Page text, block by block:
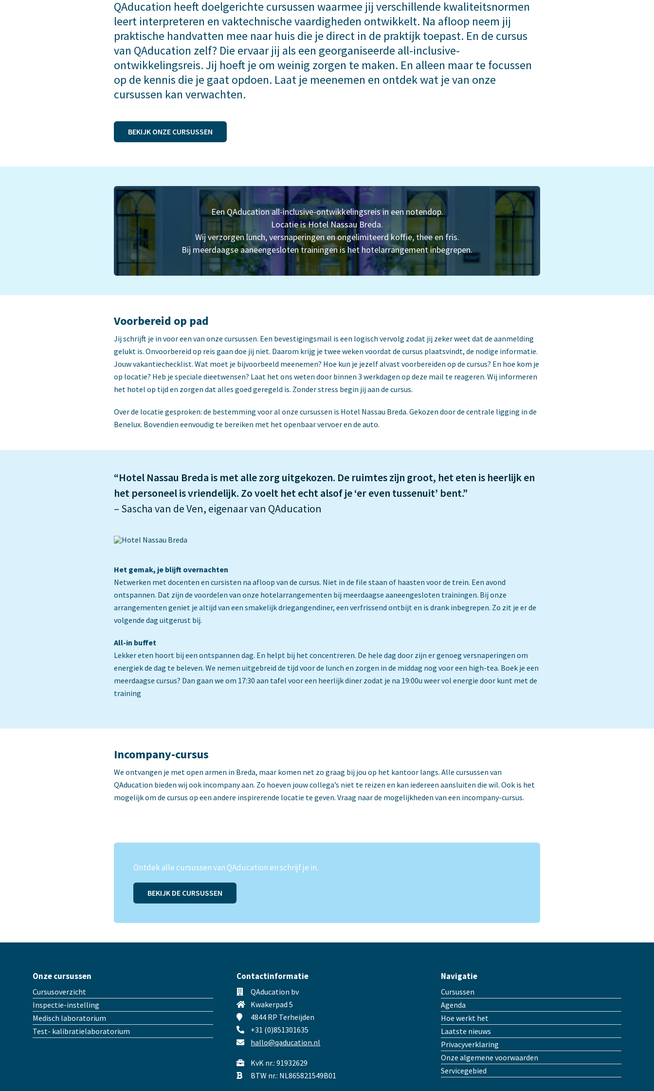
QAducation heeft doelgerichte cursussen waarmee jij verschillende kwaliteitsnormen
leert interpreteren en vaktechnische vaardigheden ontwikkelt. Na afloop neem jij
praktische handvatten mee naar huis die je direct in de praktijk toepast. En de cursus
van QAducation zelf? Die ervaar jij als een georganiseerde all-inclusive-
ontwikkelingsreis. Jij hoeft je om weinig zorgen te maken. En alleen maar te focussen
op de kennis die je gaat opdoen. Laat je meenemen en ontdek wat je van onze
cursussen kan verwachten.
BEKIJK ONZE CURSUSSEN
Een QAducation all-inclusive-ontwikkelingsreis in een notendop.
Locatie is Hotel Nassau Breda.
Wij verzorgen lunch, versnaperingen en ongelimiteerd koffie, thee en fris.
Bij meerdaagse aaneengesloten trainingen is het hotelarrangement inbegrepen.
Voorbereid op pad
Jij schrijft je in voor een van onze cursussen. Een bevestigingsmail is een logisch vervolg zodat jij zeker weet dat de aanmelding
gelukt is. Onvoorbereid op reis gaan doe jij niet. Daarom krijg je twee weken voordat de cursus plaatsvindt, de nodige informatie.
Jouw vakantiechecklist. Wat moet je bijvoorbeeld meenemen? Hoe kun je jezelf alvast voorbereiden op de cursus? En hoe kom je
op locatie? Heb je speciale dieetwensen? Laat het ons weten door binnen 3 werkdagen op deze mail te reageren. Wij informeren
het hotel op tijd en zorgen dat alles goed geregeld is. Zonder stress begin jij aan de cursus.
Over de locatie gesproken: de bestemming voor al onze cursussen is Hotel Nassau Breda. Gekozen door de centrale ligging in de
Benelux. Bovendien eenvoudig te bereiken met het openbaar vervoer en de auto.
“Hotel Nassau Breda is met alle zorg uitgekozen. De ruimtes zijn groot, het eten is heerlijk en
het personeel is vriendelijk. Zo voelt het echt alsof je ‘er even tussenuit’ bent.”
– Sascha van de Ven, eigenaar van QAducation
Het gemak, je blijft overnachten
Netwerken met docenten en cursisten na afloop van de cursus. Niet in de file staan of haasten voor de trein. Een avond
ontspannen. Dat zijn de voordelen van onze hotelarrangementen bij meerdaagse aaneengesloten trainingen. Bij onze
arrangementen geniet je altijd van een smakelijk driegangendiner, een verfrissend ontbijt en is drank inbegrepen. Zo zit je er de
volgende dag uitgerust bij.
All-in buffet
Lekker eten hoort bij een ontspannen dag. En helpt bij het concentreren. De hele dag door zijn er genoeg versnaperingen om
energiek de dag te beleven. We nemen uitgebreid de tijd voor de lunch en zorgen in de middag nog voor een high-tea. Boek je een
meerdaagse cursus? Dan gaan we om 17:30 aan tafel voor een heerlijk diner zodat je na 19:00u weer vol energie door kunt met de
training
Incompany-cursus
We ontvangen je met open armen in Breda, maar komen net zo graag bij jou op het kantoor langs. Alle cursussen van
QAducation bieden wij ook incompany aan. Zo hoeven jouw collega’s niet te reizen en kan iedereen aansluiten die wil. Ook is het
mogelijk om de cursus op een andere inspirerende locatie te geven. Vraag naar de mogelijkheden van een incompany-cursus.
Ontdek alle cursussen van QAducation en schrijf je in.
BEKIJK DE CURSUSSEN
Onze cursussen
Cursusoverzicht
Inspectie-instelling
Medisch laboratorium
Test- kalibratielaboratorium
Contactinformatie
QAducation bv
Kwakerpad 5
4844 RP Terheijden
+31 (0)851301635
hallo@qaducation.nl
KvK nr.: 91932629
BTW nr.: NL865821549B01
Navigatie
Cursussen
Agenda
Hoe werkt het
Laatste nieuws
Privacyverklaring
Onze algemene voorwaarden
Servicegebied